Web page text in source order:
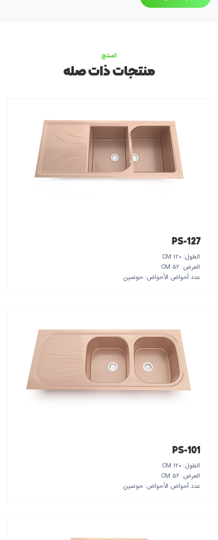
المنتج
منتجات ذات صله
PS-127
الطول: 120 CM
العرض: 52 CM
عدد أحواض الأحواض: حوضين
PS-101
الطول: 120 CM
العرض: 52 CM
عدد أحواض الأحواض: حوضين